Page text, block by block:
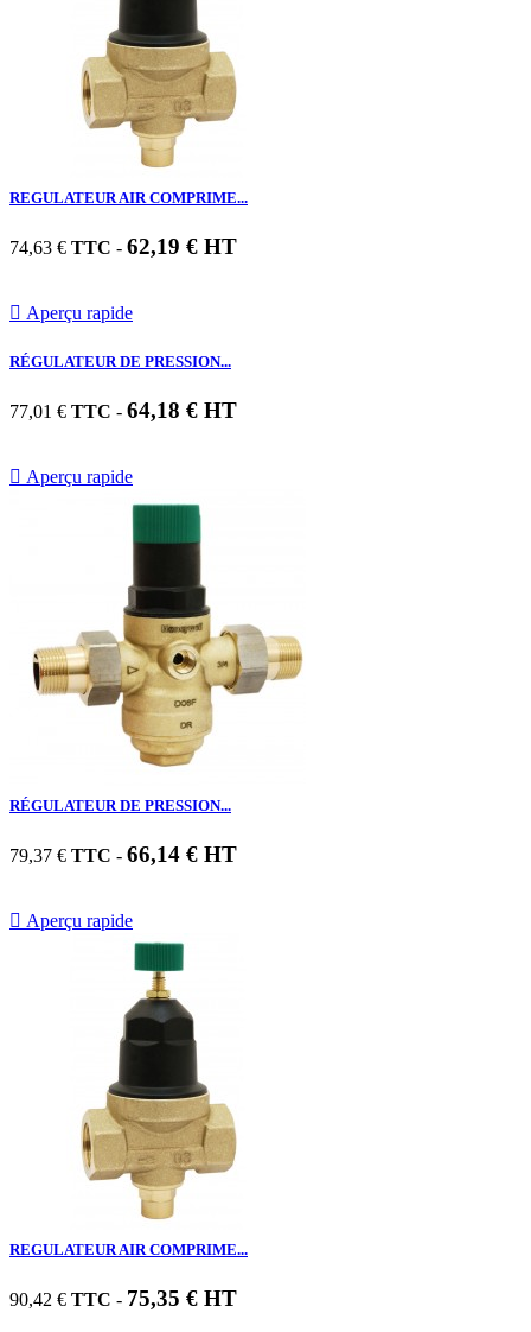
REGULATEUR AIR COMPRIME...
74,63 € TTC - 62,19 € HT
 Aperçu rapide
RÉGULATEUR DE PRESSION...
77,01 € TTC - 64,18 € HT
 Aperçu rapide
RÉGULATEUR DE PRESSION...
79,37 € TTC - 66,14 € HT
 Aperçu rapide
REGULATEUR AIR COMPRIME...
90,42 € TTC - 75,35 € HT